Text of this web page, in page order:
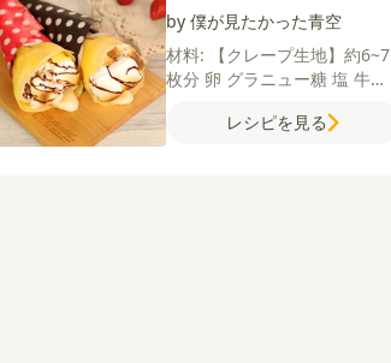
by 僕が見たかった青空
材料:
【クレープ生地】約6~7
枚分 卵 グラニュー糖 塩 牛乳
ホイップクリーム
レシピを見る